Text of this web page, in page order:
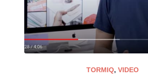
TORMIQ,VIDEO